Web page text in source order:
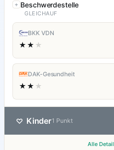
Beschwerdestelle
GLEICHAUF
BKK VDN
★★ ★
DAK-Gesundheit
★★ ★
♡ Kinder1 Punkt
Alle